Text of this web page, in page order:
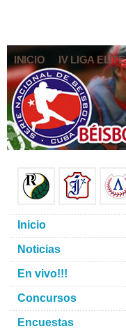
INICIO IV LIGA ELITE
Inicio
Noticias
En vivo!!!
Concursos
Encuestas